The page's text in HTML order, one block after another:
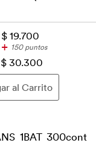
$ 19.700
+ 150 puntos
$ 30.300
1BAT 300cont